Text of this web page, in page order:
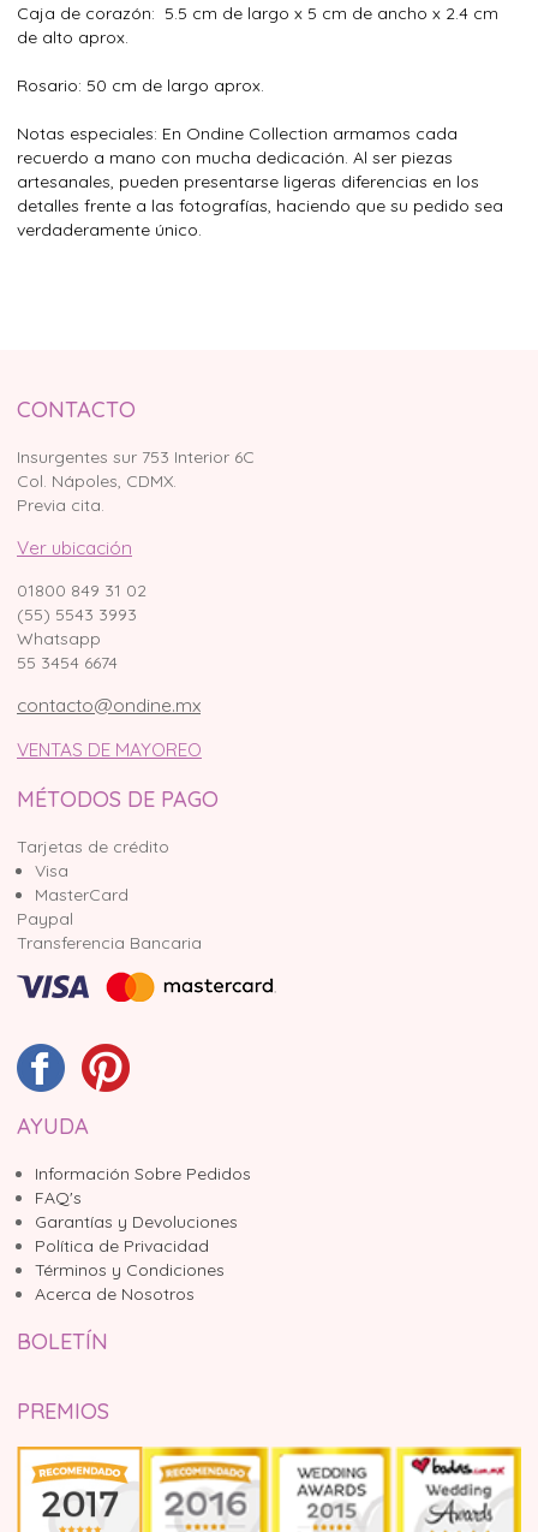
Caja de corazón: 5.5 cm de largo x 5 cm de ancho x 2.4 cm
de alto aprox.
Rosario: 50 cm de largo aprox.
Notas especiales: En Ondine Collection armamos cada
recuerdo a mano con mucha dedicación. Al ser piezas
artesanales, pueden presentarse ligeras diferencias en los
detalles frente a las fotografías, haciendo que su pedido sea
verdaderamente único.
CONTACTO
Insurgentes sur 753 Interior 6C
Col. Nápoles, CDMX.
Previa cita.
Ver ubicación
01800 849 31 02
(55) 5543 3993
Whatsapp
55 3454 6674
contacto@ondine.mx
VENTAS DE MAYOREO
MÉTODOS DE PAGO
Tarjetas de crédito
Visa
MasterCard
Paypal
Transferencia Bancaria
AYUDA
Información Sobre Pedidos
FAQ's
Garantías y Devoluciones
Política de Privacidad
Términos y Condiciones
Acerca de Nosotros
BOLETÍN
PREMIOS